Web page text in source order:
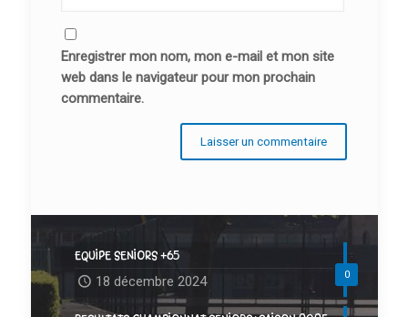
Enregistrer mon nom, mon e-mail et mon site
web dans le navigateur pour mon prochain
commentaire.
0
EQUIPE SENIORS +65
18 décembre 2024